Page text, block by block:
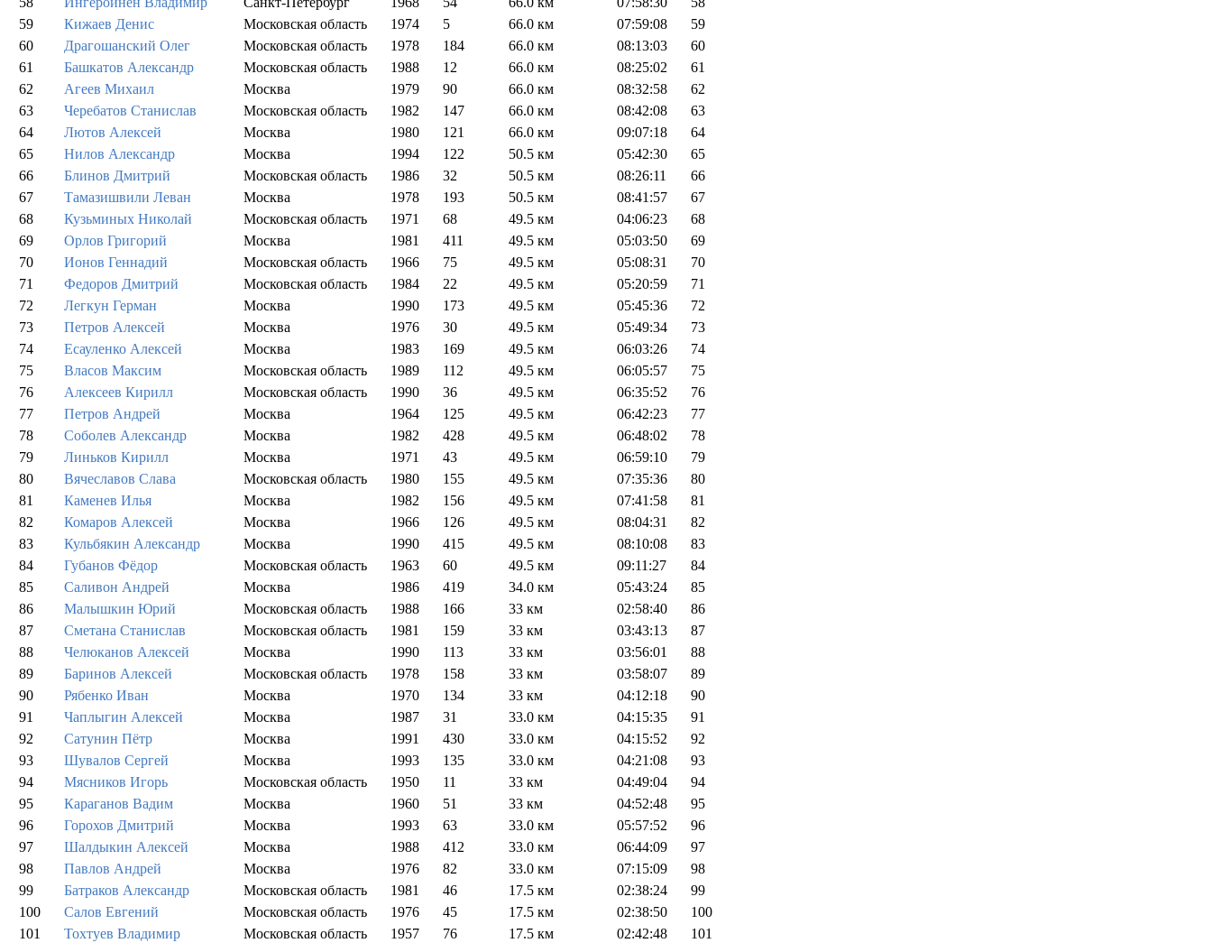
59
Кижаев Денис Московская область 1974 5 66.0 км 07:59:08
59
60
Драгошанский Олег Московская область 1978 184 66.0 км 08:13:03
60
61
Башкатов Александр Московская область 1988 12 66.0 км 08:25:02
61
62
Агеев Михаил Москва 1979 90 66.0 км 08:32:58
62
63
Черебатов Станислав Московская область 1982 147 66.0 км 08:42:08
63
64
Лютов Алексей Москва 1980 121 66.0 км 09:07:18
64
65
Нилов Александр Москва 1994 122 50.5 км 05:42:30
65
66
Блинов Дмитрий Московская область 1986 32 50.5 км 08:26:11
66
67
Тамазишвили Леван Москва 1978 193 50.5 км 08:41:57
67
68
Кузьминых Николай Московская область 1971 68 49.5 км 04:06:23
68
69
Орлов Григорий Москва 1981 411 49.5 км 05:03:50
69
70
Ионов Геннадий Московская область 1966 75 49.5 км 05:08:31
70
71
Федоров Дмитрий Московская область 1984 22 49.5 км 05:20:59
71
72
Легкун Герман Москва 1990 173 49.5 км 05:45:36
72
73
Петров Алексей Москва 1976 30 49.5 км 05:49:34
73
74
Есауленко Алексей Москва 1983 169 49.5 км 06:03:26
74
75
Власов Максим Московская область 1989 112 49.5 км 06:05:57
75
76
Алексеев Кирилл Московская область 1990 36 49.5 км 06:35:52
76
77
Петров Андрей Москва 1964 125 49.5 км 06:42:23
77
78
Соболев Александр Москва 1982 428 49.5 км 06:48:02
78
79
Линьков Кирилл Москва 1971 43 49.5 км 06:59:10
79
80
Вячеславов Слава Московская область 1980 155 49.5 км 07:35:36
80
81
Каменев Илья Москва 1982 156 49.5 км 07:41:58
81
82
Комаров Алексей Москва 1966 126 49.5 км 08:04:31
82
83
Кульбякин Александр Москва 1990 415 49.5 км 08:10:08
83
84
Губанов Фёдор Московская область 1963 60 49.5 км 09:11:27
84
85
Саливон Андрей Москва 1986 419 34.0 км 05:43:24
85
86
Малышкин Юрий Московская область 1988 166 33 км 02:58:40
86
87
Сметана Станислав Московская область 1981 159 33 км 03:43:13
87
88
Челюканов Алексей Москва 1990 113 33 км 03:56:01
88
89
Баринов Алексей Московская область 1978 158 33 км 03:58:07
89
90
Рябенко Иван Москва 1970 134 33 км 04:12:18
90
91
Чаплыгин Алексей Москва 1987 31 33.0 км 04:15:35
91
92
Сатунин Пётр Москва 1991 430 33.0 км 04:15:52
92
93
Шувалов Сергей Москва 1993 135 33.0 км 04:21:08
93
94
Мясников Игорь Московская область 1950 11 33 км 04:49:04
94
95
Караганов Вадим Москва 1960 51 33 км 04:52:48
95
96
Горохов Дмитрий Москва 1993 63 33.0 км 05:57:52
96
97
Шалдыкин Алексей Москва 1988 412 33.0 км 06:44:09
97
98
Павлов Андрей Москва 1976 82 33.0 км 07:15:09
98
99
Батраков Александр Московская область 1981 46 17.5 км 02:38:24
99
100
Салов Евгений Московская область 1976 45 17.5 км 02:38:50
100
101
Тохтуев Владимир Московская область 1957 76 17.5 км 02:42:48
101